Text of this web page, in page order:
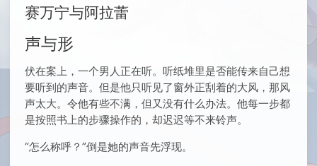
赛万宁与阿拉蕾
声与形
伏在案上，一个男人正在听。听纸堆里是否能传来自己想
要听到的声音。但是他只听见了窗外正刮着的大风，那风
声太大。令他有些不满，但又没有什么办法。他每一步都
是按照书上的步骤操作的，却迟迟等不来铃声。
“怎么称呼？”倒是她的声音先浮现。